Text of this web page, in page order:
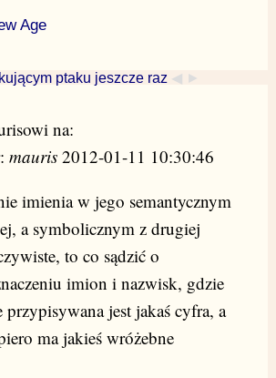
Age
ptaku jeszcze raz ◀ ►
na:
mauris2012-01-11 10:30:46
imienia w jego semantycznym
a symbolicznym z drugiej
to co sądzić o
imion i nazwisk, gdzie
przypisywana jest jakaś cyfra, a
ma jakieś wróżebne